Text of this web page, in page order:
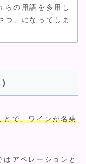
らの用語を多用し
つ」になってしま
とで、ワインが名乗
アペレーションと